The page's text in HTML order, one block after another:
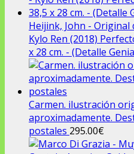
Heijink, John -
Kylo Ren (2018)
x 28 cm. - (Detalle
Carmen. ilustración
aproximadamente.
postales 295.00€